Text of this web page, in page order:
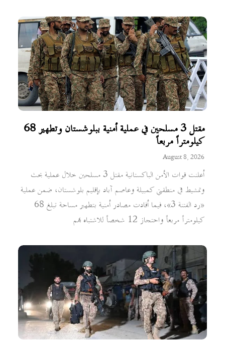
مقتل 3 مسلحين في عملية أمنية ببلوشستان وتطهير 68
كيلومتراً مربعاً
August 8, 2026
أعلنت قوات الأمن الباكستانية مقتل 3 مسلحين خلال عملية بحث
وتمشيط في منطقتي كمبيلة وعاصم آباد بإقليم بلوشستان، ضمن عملية
«رد الفتنة 3»، فيما أفادت مصادر أمنية بتطهير مساحة تبلغ 68
كيلومتراً مربعاً واحتجاز 12 شخصاً للاشتباه بهم